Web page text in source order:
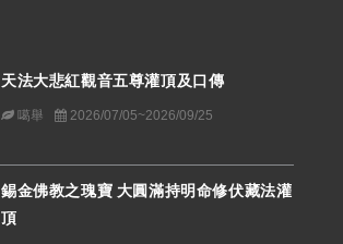
天法大悲紅觀音五尊灌頂及口傳
噶舉 2026/07/05~2026/09/25
錫金佛教之瑰寶 大圓滿持明命修伏藏法灌
頂